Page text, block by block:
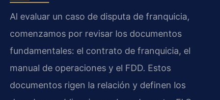
Al evaluar un caso de disputa de franquicia,
comenzamos por revisar los documentos
fundamentales: el contrato de franquicia, el
manual de operaciones y el FDD. Estos
documentos rigen la relación y definen los